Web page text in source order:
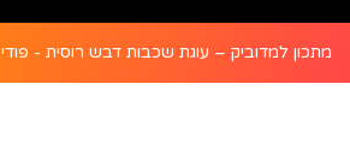
מתכון למדוביק – עוגת שכבות דבש רוסית - פודי